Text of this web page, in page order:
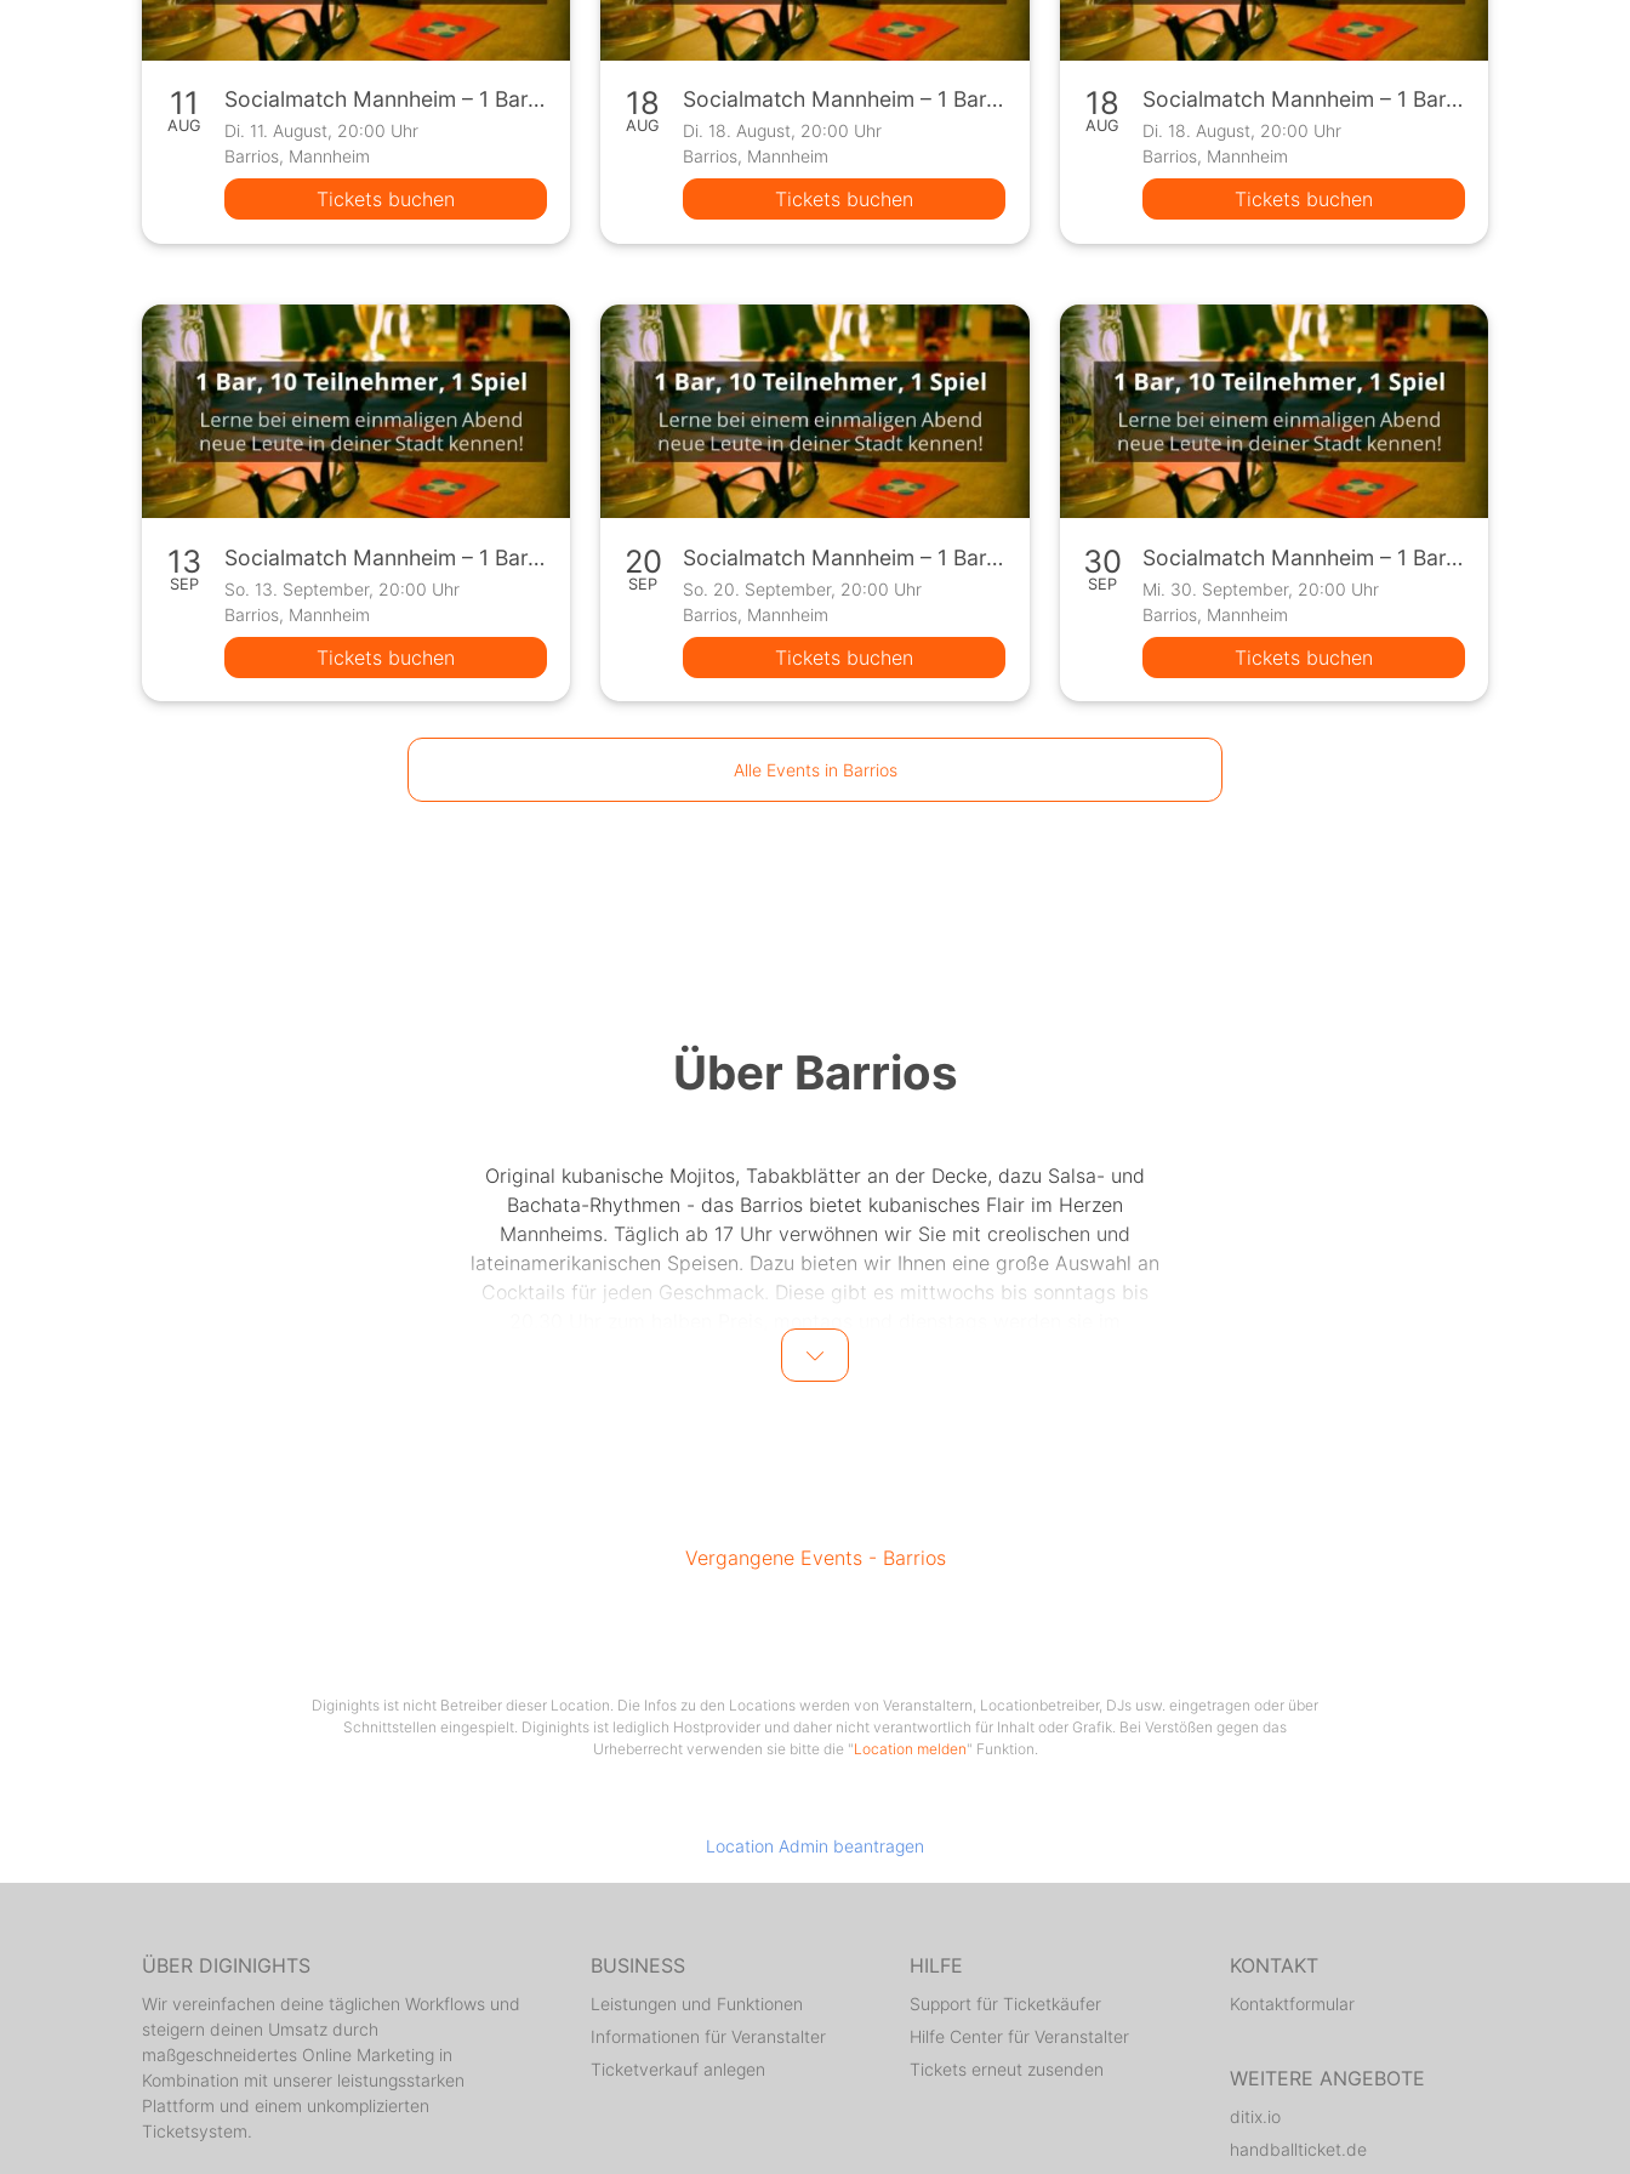
11
AUG
Socialmatch Mannheim – 1 Bar, 10 Teilnehmer, 1 Spiel
Di. 11. August, 20:00 Uhr
Barrios, Mannheim
Tickets buchen
18
AUG
Socialmatch Mannheim – 1 Bar, 10 Teilnehmer, 1 Spiel
Di. 18. August, 20:00 Uhr
Barrios, Mannheim
Tickets buchen
18
AUG
Socialmatch Mannheim – 1 Bar, 10 Teilnehmer, 1 Spiel
Di. 18. August, 20:00 Uhr
Barrios, Mannheim
Tickets buchen
13
SEP
Socialmatch Mannheim – 1 Bar, 10 Teilnehmer, 1 Spiel
So. 13. September, 20:00 Uhr
Barrios, Mannheim
Tickets buchen
20
SEP
Socialmatch Mannheim – 1 Bar, 10 Teilnehmer, 1 Spiel
So. 20. September, 20:00 Uhr
Barrios, Mannheim
Tickets buchen
30
SEP
Socialmatch Mannheim – 1 Bar, 10 Teilnehmer, 1 Spiel
Mi. 30. September, 20:00 Uhr
Barrios, Mannheim
Tickets buchen
Alle Events in Barrios
Über Barrios
Original kubanische Mojitos, Tabakblätter an der Decke, dazu Salsa- und
Bachata-Rhythmen - das Barrios bietet kubanisches Flair im Herzen
Mannheims. Täglich ab 17 Uhr verwöhnen wir Sie mit creolischen und
lateinamerikanischen Speisen. Dazu bieten wir Ihnen eine große Auswahl an
Cocktails für jeden Geschmack. Diese gibt es mittwochs bis sonntags bis
Doppelpack serviert.
Vergangene Events - Barrios
Diginights ist nicht Betreiber dieser Location. Die Infos zu den Locations werden von Veranstaltern, Locationbetreiber, DJs usw. eingetragen oder über
Schnittstellen eingespielt. Diginights ist lediglich Hostprovider und daher nicht verantwortlich für Inhalt oder Grafik. Bei Verstößen gegen das
Urheberrecht verwenden sie bitte die "Location melden" Funktion.
Location Admin beantragen
ÜBER DIGINIGHTS
Wir vereinfachen deine täglichen Workflows und
steigern deinen Umsatz durch
maßgeschneidertes Online Marketing in
Kombination mit unserer leistungsstarken
Plattform und einem unkomplizierten
Ticketsystem.
BUSINESS
Leistungen und Funktionen
Informationen für Veranstalter
Ticketverkauf anlegen
HILFE
Support für Ticketkäufer
Hilfe Center für Veranstalter
Tickets erneut zusenden
KONTAKT
Kontaktformular
WEITERE ANGEBOTE
ditix.io
handballticket.de